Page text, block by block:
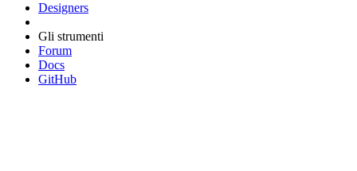
Designers
Gli strumenti
Forum
Docs
GitHub